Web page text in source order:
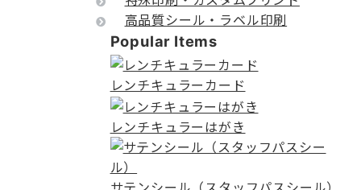
高品質シール・ラベル印刷
Popular Items
レンチキュラーカード
レンチキュラーはがき